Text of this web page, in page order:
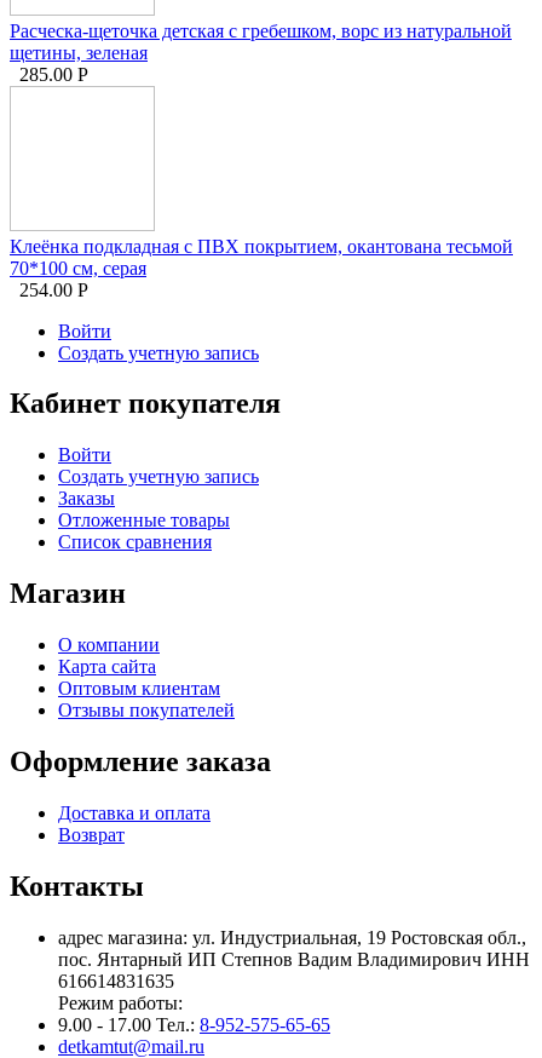
Расческа-щеточка детская с гребешком, ворс из натуральной
щетины, зеленая
285.00 Р
Клеёнка подкладная с ПВХ покрытием, окантована тесьмой
70*100 см, серая
254.00 Р
Войти
Создать учетную запись
Кабинет покупателя
Войти
Создать учетную запись
Заказы
Отложенные товары
Список сравнения
Магазин
О компании
Карта сайта
Оптовым клиентам
Отзывы покупателей
Оформление заказа
Доставка и оплата
Возврат
Контакты
адрес магазина: ул. Индустриальная, 19 Ростовская обл.,
пос. Янтарный ИП Степнов Вадим Владимирович ИНН
616614831635
Режим работы:
9.00 - 17.00 Тел.: 8-952-575-65-65
detkamtut@mail.ru